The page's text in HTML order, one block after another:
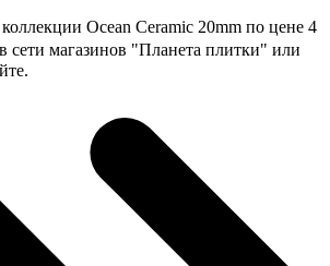
Ocean Ceramic 20mm по цене 4
сети магазинов "Планета плитки" или